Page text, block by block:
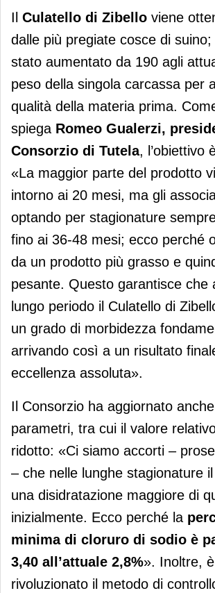
Il Culatello di Zibello viene
dalle più pregiate cosce di
stato aumentato da 190 agli
peso della singola carcassa per
qualità della materia prima.
spiega Romeo Gualerzi,
Consorzio di Tutela, l’obiettivo
«La maggior parte del prodotto
intorno ai 20 mesi, ma gli
optando per stagionature
fino ai 36-48 mesi; ecco perché
da un prodotto più grasso e
pesante. Questo garantisce che
lungo periodo il Culatello di
un grado di morbidezza
arrivando così a un risultato
eccellenza assoluta».
Il Consorzio ha aggiornato
parametri, tra cui il valore
ridotto: «Ci siamo accorti –
– che nelle lunghe stagionature
una disidratazione maggiore di
inizialmente. Ecco perché la
minima di cloruro di sodio è
3,40 all’attuale 2,8%». Inoltre,
rivoluzionato il metodo di